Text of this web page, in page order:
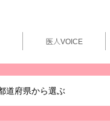
道府県から選ぶ
医人VOICE